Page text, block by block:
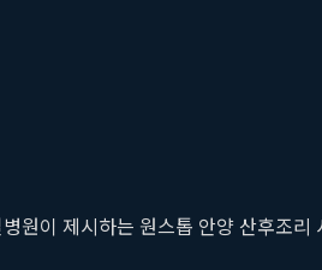
원이 제시하는 원스톱 안양 산후조리